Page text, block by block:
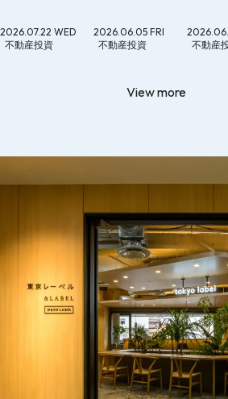
2026.07.22 WED
不動産投資
2026.06.05 FRI
不動産投資
不動産
View more